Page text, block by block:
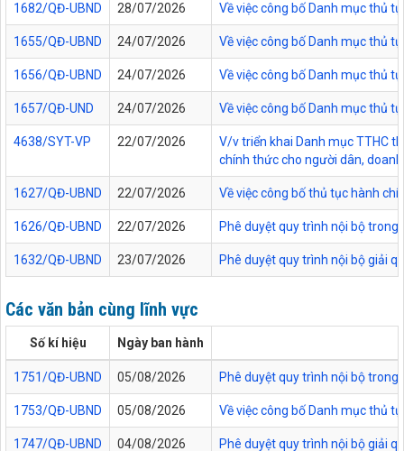
1682/QĐ-UBND 28/07/2026 Về việc công bố Danh mục thủ
1655/QĐ-UBND 24/07/2026 Về việc công bố Danh mục thủ
1656/QĐ-UBND 24/07/2026 Về việc công bố Danh mục thủ
1657/QĐ-UND 24/07/2026 Về việc công bố Danh mục thủ
4638/SYT-VP 22/07/2026
V/v triển khai Danh mục TTHC
chính thức cho người dân,
1627/QĐ-UBND 22/07/2026 Về việc công bố thủ tục hành
1626/QĐ-UBND 22/07/2026 Phê duyệt quy trình nội bộ trong
1632/QĐ-UBND 23/07/2026 Phê duyệt quy trình nội bộ giải
Các văn bản cùng lĩnh vực
Số kí hiệu Ngày ban hành
1751/QĐ-UBND 05/08/2026 Phê duyệt quy trình nội bộ
1753/QĐ-UBND 05/08/2026 Về việc công bố Danh mục thủ
1747/QĐ-UBND 04/08/2026 Phê duyệt quy trình nội bộ giải